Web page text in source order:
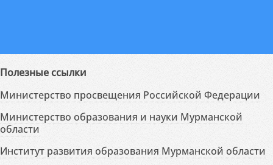
Полезные ссылки
Министерство просвещения Российской Федерации
Министерство образования и науки Мурманской
области
Институт развития образования Мурманской области